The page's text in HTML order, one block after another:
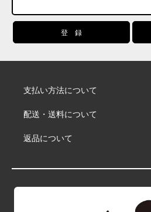
支払い方法について
配送・送料について
返品について